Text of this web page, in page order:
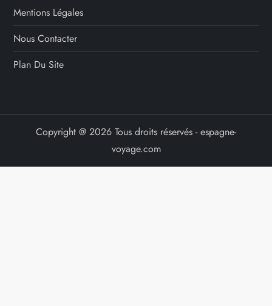
c
a
t
Mentions Légales
Nous Contacter
Plan Du Site
Copyright @ 2026 Tous droits réservés - espagne-
voyage.com